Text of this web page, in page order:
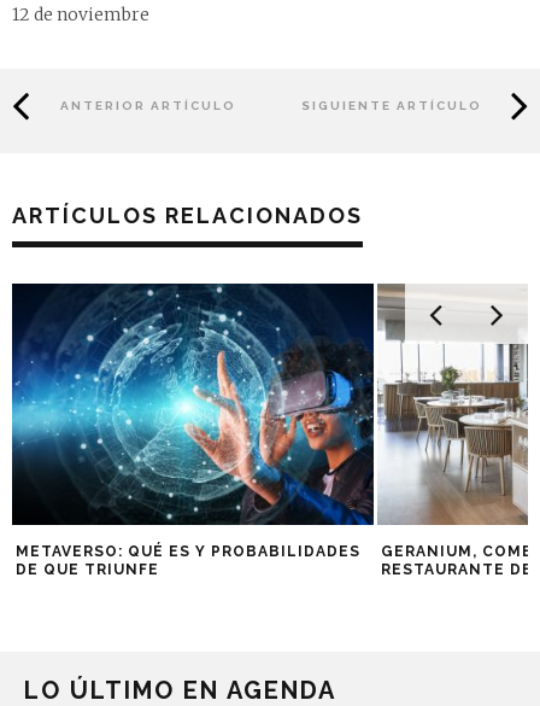
12 de noviembre
ANTERIOR ARTÍCULO SIGUIENTE ARTÍCULO
ARTÍCULOS RELACIONADOS
METAVERSO: QUÉ ES Y PROBABILIDADES
DE QUE TRIUNFE
GERANIUM,
RESTAURANTE
LO ÚLTIMO EN AGENDA